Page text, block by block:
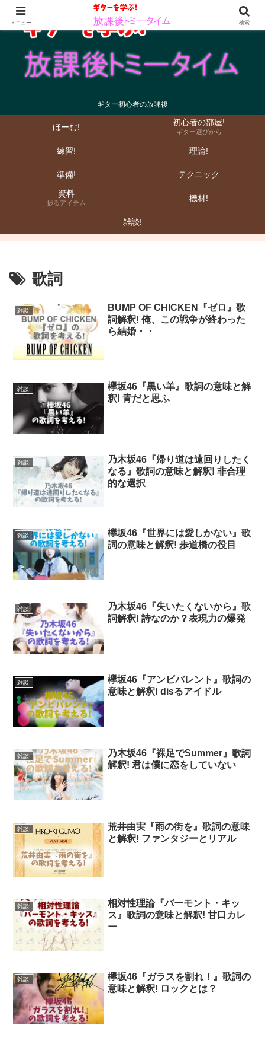
ギター初心者の放課後
ほーむ! 初心者の部屋!
ギター選びから
練習! 理論!
準備!
テクニック
資料
捗るアイテム 機材!
雑談!
歌詞
雑談!
BUMP OF CHICKEN『ゼロ』歌
詞解釈! 俺、この戦争が終わった
ら結婚・・
雑談!
欅坂46『黒い羊』歌詞の意味と解
釈! 青だと思ふ
雑談!
乃木坂46『帰り道は遠回りしたく
なる』歌詞の意味と解釈! 非合理
的な選択
雑談!
欅坂46『世界には愛しかない』歌
詞の意味と解釈! 歩道橋の役目
雑談!
乃木坂46『失いたくないから』歌
詞解釈! 詩なのか？表現力の爆発
雑談!
欅坂46『アンビバレント』歌詞の
意味と解釈! disるアイドル
雑談!
乃木坂46『裸足でSummer』歌詞
解釈! 君は僕に恋をしていない
雑談!
荒井由実『雨の街を』歌詞の意味
と解釈! ファンタジーとリアル
雑談!
相対性理論『バーモント・キッ
ス』歌詞の意味と解釈! 甘口カレ
ー
雑談!
欅坂46『ガラスを割れ！』歌詞の
意味と解釈! ロックとは？
メニュー 検索